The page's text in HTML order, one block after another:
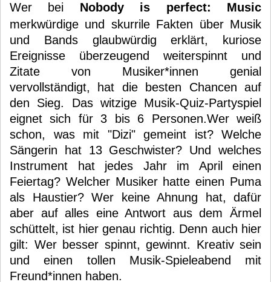
Wer bei Nobody is perfect: Music
merkwürdige und skurrile Fakten über Musik
und Bands glaubwürdig erklärt, kuriose
Ereignisse überzeugend weiterspinnt und
Zitate von Musiker*innen genial
vervollständigt, hat die besten Chancen auf
den Sieg. Das witzige Musik-Quiz-Partyspiel
eignet sich für 3 bis 6 Personen.Wer weiß
schon, was mit "Dizi" gemeint ist? Welche
Sängerin hat 13 Geschwister? Und welches
Instrument hat jedes Jahr im April einen
Feiertag? Welcher Musiker hatte einen Puma
als Haustier? Wer keine Ahnung hat, dafür
aber auf alles eine Antwort aus dem Ärmel
schüttelt, ist hier genau richtig. Denn auch hier
gilt: Wer besser spinnt, gewinnt. Kreativ sein
und einen tollen Musik-Spieleabend mit
Freund*innen haben.